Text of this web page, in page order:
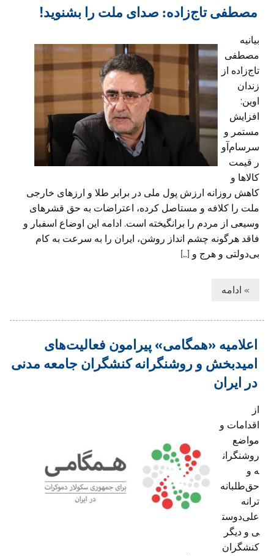
مصطفی تاج‌زاده: صدای ملت را بشنوید!
بیانیه
مصطفی
تاج‌زاده از
زندان
اوین:
افزایش
مستمر و
سرسام‌آو
ر قیمت
کالاها و
کاهش روزانه ارزش پول ملی در برابر طلا و ارزهای خارجی
ملت را کلافه و مستاصل کرده، اعتراضات به حق قشرهای
وسیعی از مردم را برانگیخته است. ادامه این اوضاع اسفبار و
فاقد هرگونه چشم انداز روشن، ایران را به سرعت به کام
بی‌دولتی و هرج و […]
» ادامه
اعلامیه «همگامی» پیرامون فعالیت‌های
امیدبخش و روشنگرانه کنشگران جامعه مدنی
در ایران
از
اقدامات و
مواضع
روشنگران
ه و
حق‌طلبانه
ترانه
علی‌دوست
ی و دیگر
کنشگران